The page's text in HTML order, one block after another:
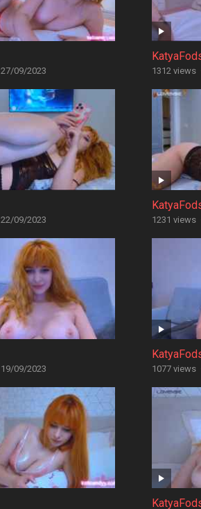
27/09/2023 1312 views
22/09/2023 1231 views
19/09/2023 1077 views